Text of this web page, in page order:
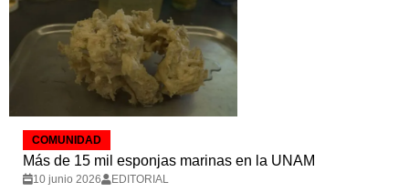
COMUNIDAD
Más de 15 mil esponjas marinas en la UNAM
10 junio 2026 EDITORIAL